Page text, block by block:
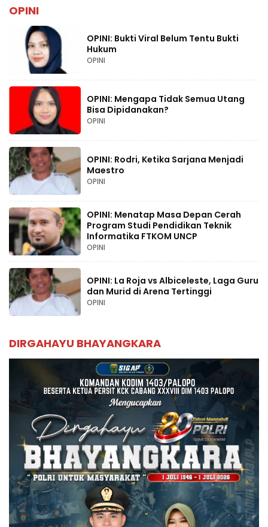
OPINI
OPINI: Bukti Viral Belum Tentu Bukti
Hukum
OPINI
OPINI: Mengapa Tidak Semua Utang
Bisa Dipidanakan?
OPINI
OPINI: Rodri, Ketika Sarjana Menjadi
Maestro
OPINI
OPINI: Menatap Masa Depan Cerah
Program Studi Pendidikan Teknik
Informatika FTKOM UNCP
OPINI
OPINI: La Roja vs Albiceleste, Laga Guru
dan Murid di Arena Tertinggi
OPINI
DIRGAHAYU BHAYANGKARA